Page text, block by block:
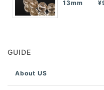
13mm
GUIDE
About US